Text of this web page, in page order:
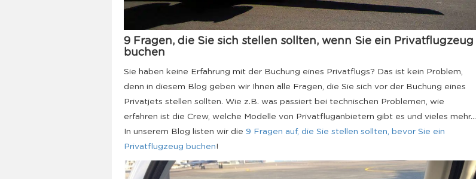
9 Fragen, die Sie sich stellen sollten, wenn Sie ein Privatflugzeug
buchen
Sie haben keine Erfahrung mit der Buchung eines Privatflugs? Das ist kein Problem,
denn in diesem Blog geben wir Ihnen alle Fragen, die Sie sich vor der Buchung eines
Privatjets stellen sollten. Wie z.B. was passiert bei technischen Problemen, wie
erfahren ist die Crew, welche Modelle von Privatfluganbietern gibt es und vieles mehr…
In unserem Blog listen wir die 9 Fragen auf, die Sie stellen sollten, bevor Sie ein
Privatflugzeug buchen !